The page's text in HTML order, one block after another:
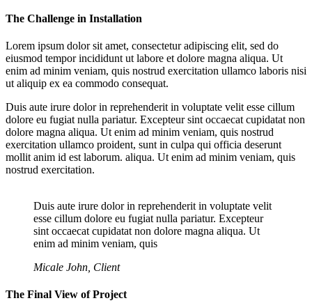
The Challenge in Installation
Lorem ipsum dolor sit amet, consectetur adipiscing elit, sed do
eiusmod tempor incididunt ut labore et dolore magna aliqua. Ut
enim ad minim veniam, quis nostrud exercitation ullamco laboris nisi
ut aliquip ex ea commodo consequat.
Duis aute irure dolor in reprehenderit in voluptate velit esse cillum
dolore eu fugiat nulla pariatur. Excepteur sint occaecat cupidatat non
dolore magna aliqua. Ut enim ad minim veniam, quis nostrud
exercitation ullamco proident, sunt in culpa qui officia deserunt
mollit anim id est laborum. aliqua. Ut enim ad minim veniam, quis
nostrud exercitation.
Duis aute irure dolor in reprehenderit in voluptate velit
esse cillum dolore eu fugiat nulla pariatur. Excepteur
sint occaecat cupidatat non dolore magna aliqua. Ut
enim ad minim veniam, quis
Micale John, Client
The Final View of Project